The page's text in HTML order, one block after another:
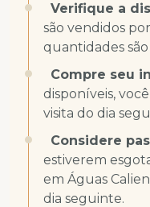
Verifique a
são vendidos por
quantidades
Compre seu
disponíveis,
visita do dia
Considere
estiverem
em Águas
dia seguinte.